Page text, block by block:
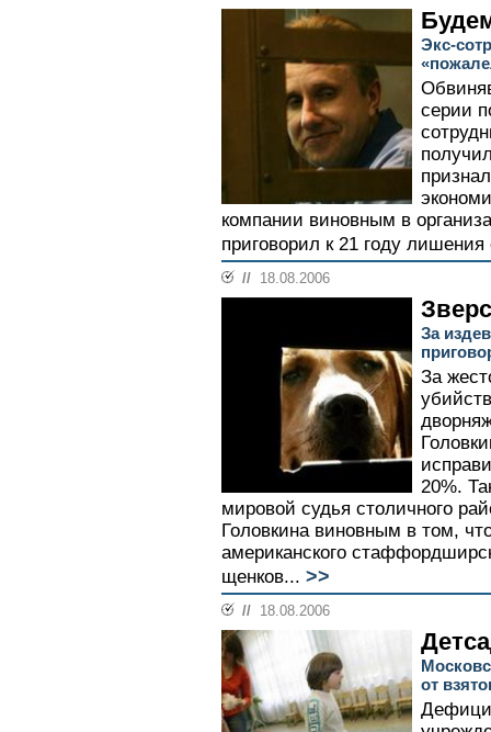
Экс-
серии
компании виновным в
приговорил к 21 году
// 18.08.2006
За
За
20%.
мировой судья столичного
Головкина виновным в том,
американского
щенков... >>
// 18.08.2006
от